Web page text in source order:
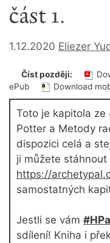
část 1.
1.12.2020 Eliezer
Číst později:
ePub
Download
Toto je kapitola
Potter a Metody
dispozici celá a
ji můžete stáhnout
https://
samostatných
Jestli se vám
sdílení! Kniha i